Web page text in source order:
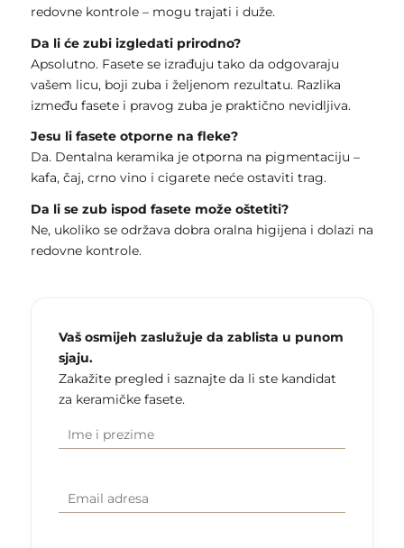
redovne kontrole – mogu trajati i duže.
Da li će zubi izgledati prirodno?
Apsolutno. Fasete se izrađuju tako da odgovaraju
vašem licu, boji zuba i željenom rezultatu. Razlika
između fasete i pravog zuba je praktično nevidljiva.
Jesu li fasete otporne na fleke?
Da. Dentalna keramika je otporna na pigmentaciju –
kafa, čaj, crno vino i cigarete neće ostaviti trag.
Da li se zub ispod fasete može oštetiti?
Ne, ukoliko se održava dobra oralna higijena i dolazi na
redovne kontrole.
Vaš osmijeh zaslužuje da zablista u punom
sjaju.
Zakažite pregled i saznajte da li ste kandidat
za keramičke fasete.
Ime i
prezime
(Required)
Email
(Required)